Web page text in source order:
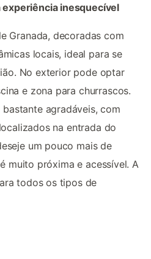
inesquecível
Granada, decoradas com
locais, ideal para se
No exterior pode optar
e zona para churrascos.
agradáveis, com
na entrada do
um pouco mais de
muito próxima e acessível. A
todos os tipos de